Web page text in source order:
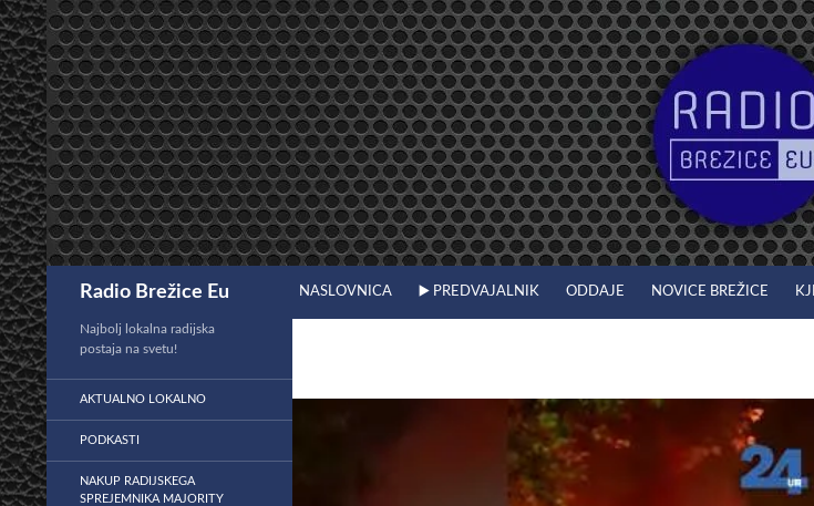
Preskoči
na
vsebino
Radio Brežice Eu NASLOVNICA ▶️ PREDVAJALNIK ODDAJE NOVICE BREŽICE
Najbolj lokalna radijska
postaja na svetu!
AKTUALNO LOKALNO
PODKASTI
NAKUP RADIJSKEGA
SPREJEMNIKA MAJORITY